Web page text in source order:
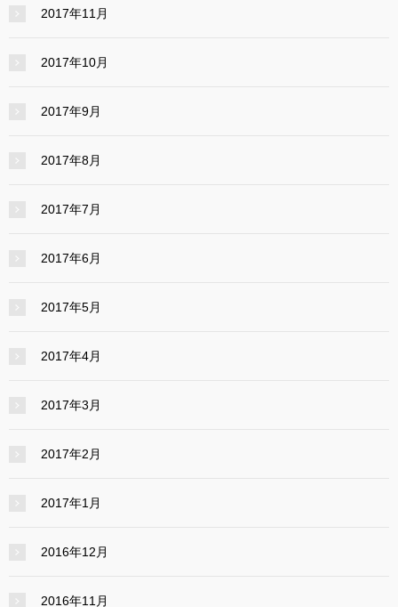
2017年11月
2017年10月
2017年9月
2017年8月
2017年7月
2017年6月
2017年5月
2017年4月
2017年3月
2017年2月
2017年1月
2016年12月
2016年11月